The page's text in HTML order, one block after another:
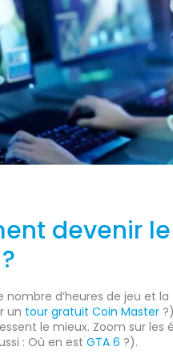
devenir
d’heures de jeu et la
un tour gratuit Coin Master
le mieux. Zoom sur
: Où en estGTA 6 ?).